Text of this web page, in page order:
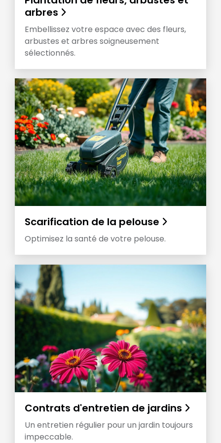
arbres
Embellissez votre espace avec des fleurs,
arbustes et arbres soigneusement
sélectionnés.
Scarification de la pelouse
Optimisez la santé de votre pelouse.
Contrats d'entretien de jardins
Un entretien régulier pour un jardin toujours
impeccable.